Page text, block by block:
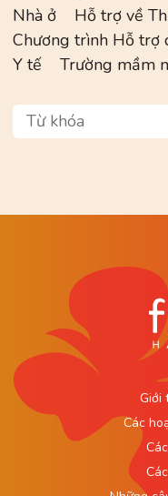
Nhà ở
Hỗ trợ về
Chương trình Hỗ trợ
Y tế
Trường mầm
Từ khóa
Giới
Các